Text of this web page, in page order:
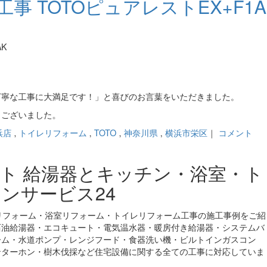
事 TOTOピュアレストEX+F1A
工事に大満足です！」と喜びのお言葉をいただきました。
ざいました。
店 , トイレリフォーム , TOTO , 神奈川県 , 横浜市栄区 ｜ コメント
給湯器とキッチン・浴室・ト
サービス24
ォーム・浴室リフォーム・トイレリフォーム工事の施工事例をご紹
給湯器・エコキュート・電気温水器・暖房付き給湯器・システムバ
・水道ポンプ・レンジフード・食器洗い機・ビルトインガスコン
ーホン・樹木伐採など住宅設備に関する全ての工事に対応していま